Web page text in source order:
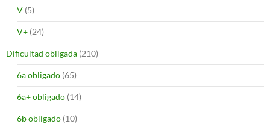
V (5)
V+ (24)
Dificultad obligada (210)
6a obligado (65)
6a+ obligado (14)
6b obligado (10)